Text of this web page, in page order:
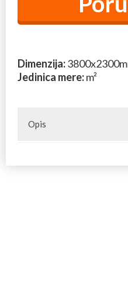
Dimenzija:
Jedinica mere:m²
Opis
od kovanog gvožđa, delova